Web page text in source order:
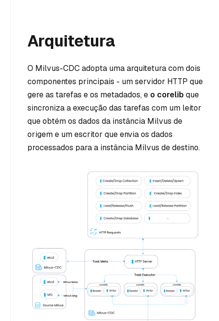
Arquitetura
O Milvus-CDC adopta uma arquitetura com dois
componentes principais - um servidor HTTP que
gere as tarefas e os metadados, e o corelibque
sincroniza a execução das tarefas com um leitor
que obtém os dados da instância Milvus de
origem e um escritor que envia os dados
processados para a instância Milvus de destino.